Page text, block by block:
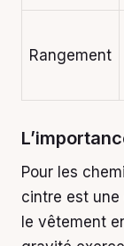
Rangement
Pour les
cintre est une
le vêtement